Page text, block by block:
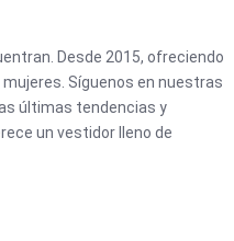
Desde 2015, ofreciendo
Síguenos en nuestras
últimas tendencias y
un vestidor lleno de